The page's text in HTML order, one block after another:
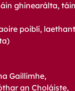
ghinearálta,
poiblí,
Gaillimhe,
an Choláiste,